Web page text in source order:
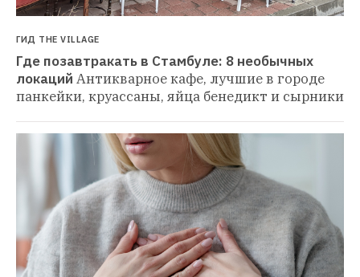
ГИД THE VILLAGE
Где позавтракать в Стамбуле: 8 необычных
локаций Антикварное кафе, лучшие в городе
панкейки, круассаны, яйца бенедикт и сырники